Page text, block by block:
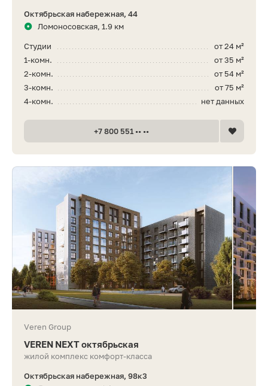
Октябрьская набережная, 44
Ломоносовская, 1.9 км
от 24 м²
Студии
от 35 м²
1-комн.
от 54 м²
2-комн.
от 75 м²
3-комн.
нет данных
4-комн.
+7 800 551 •• ••
Veren Group
VEREN NEXT октябрьская
жилой комплекс комфорт-класса
Октябрьская набережная, 98к3